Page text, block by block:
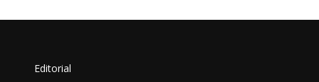
Editorial